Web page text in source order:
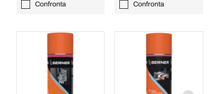
Confronta Confronta